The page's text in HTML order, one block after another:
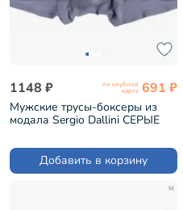
1148 ₽ по клубной
карте 691 ₽
Мужские трусы-боксеры из
модала Sergio Dallini СЕРЫЕ
Добавить в корзину
M